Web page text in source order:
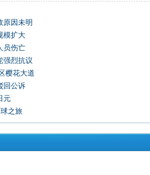
原因未明
模扩大
员伤亡
强烈抗议
樱花大道
回公诉
元
之旅